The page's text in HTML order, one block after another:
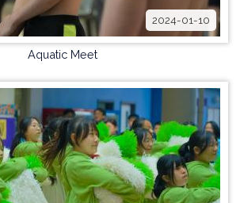
2024-01-10
Aquatic Meet